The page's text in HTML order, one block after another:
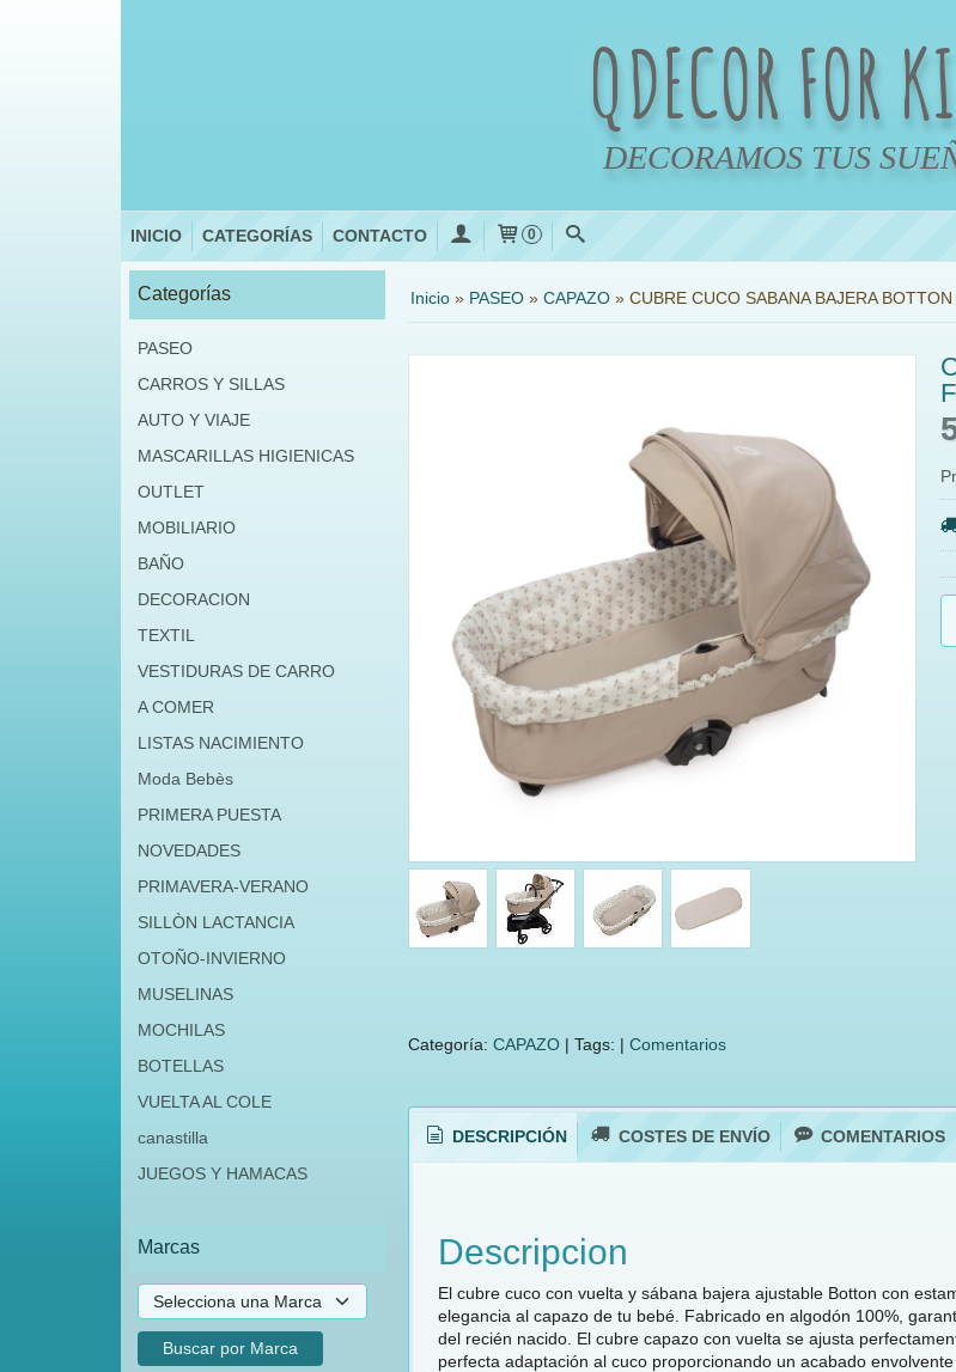
QDECOR FOR
DECORAMOS TUS
INICIO CATEGORÍAS CONTACTO 0
Categorías
PASEO
CARROS Y SILLAS
AUTO Y VIAJE
MASCARILLAS HIGIENICAS
OUTLET
MOBILIARIO
BAÑO
DECORACION
TEXTIL
VESTIDURAS DE CARRO
A COMER
LISTAS NACIMIENTO
Moda Bebès
PRIMERA PUESTA
NOVEDADES
PRIMAVERA-VERANO
SILLÒN LACTANCIA
OTOÑO-INVIERNO
MUSELINAS
MOCHILAS
BOTELLAS
VUELTA AL COLE
canastilla
JUEGOS Y HAMACAS
Marcas
Inicio» PASEO» CAPAZO» CUBRE CUCO SABANA BAJERA
Categoría: CAPAZO| Tags: | Comentarios
DESCRIPCIÓN COSTES DE ENVÍO COMENTARIOS
Descripcion
El cubre cuco con vuelta y sábana bajera ajustable Botton con
elegancia al capazo de tu bebé. Fabricado en algodón 100%,
del recién nacido. El cubre capazo con vuelta se ajusta
perfecta adaptación al cuco proporcionando un acabado